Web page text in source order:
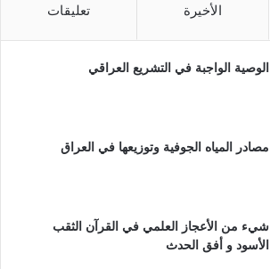
الأخيرة تعليقات
الوصية الواجبة في التشريع العراقي
مصادر المياه الجوفية وتوزيعها في العراق
شيء من الأعجاز العلمي في القرآن الثقب
الأسود و أفق الحدث